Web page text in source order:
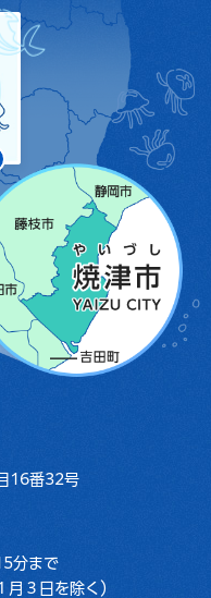
16番32号
分まで
月３日を除く）